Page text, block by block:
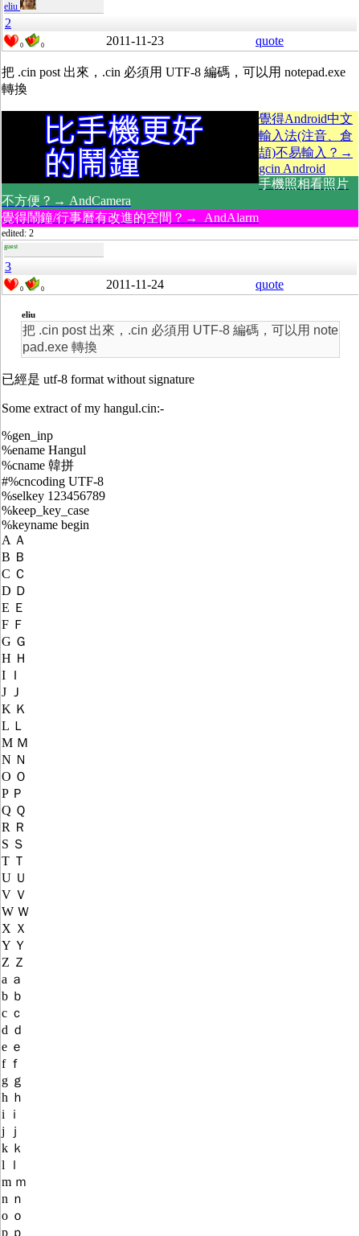
eliu
2
0 0 2011-11-23 quote
把 .cin post 出來，.cin 必須用 UTF-8 編碼，可以用 notepad.exe
轉換
覺得Android中文
輸入法(注音、倉
頡)不易輸入？→
gcin Android
手機照相看照片
不方便？→ AndCamera
覺得鬧鐘/行事曆有改進的空間？→ AndAlarm
edited: 2
guest
3
0 0 2011-11-24 quote
eliu
把 .cin post 出來，.cin 必須用 UTF-8 編碼，可以用 note
pad.exe 轉換
已經是 utf-8 format without signature
Some extract of my hangul.cin:-
%gen_inp
%ename Hangul
%cname 韓拼
#%cncoding UTF-8
%selkey 123456789
%keep_key_case
%keyname begin
A Ａ
B Ｂ
C Ｃ
D Ｄ
E Ｅ
F Ｆ
G Ｇ
H Ｈ
I Ｉ
J Ｊ
K Ｋ
L Ｌ
M Ｍ
N Ｎ
O Ｏ
P Ｐ
Q Ｑ
R Ｒ
S Ｓ
T Ｔ
U Ｕ
V Ｖ
W Ｗ
X Ｘ
Y Ｙ
Z Ｚ
a ａ
b ｂ
c ｃ
d ｄ
e ｅ
f ｆ
g ｇ
h ｈ
i ｉ
j ｊ
k ｋ
l ｌ
m ｍ
n ｎ
o ｏ
p ｐ